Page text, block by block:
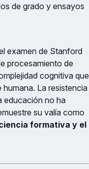
de grado y ensayos
examen de Stanford
procesamiento de
cognitiva que
La resistencia
educación no ha
su valía como
formativa y el